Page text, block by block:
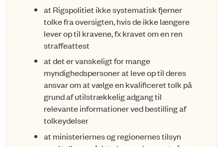
at Rigspolitiet ikke systematisk fjerner
tolke fra oversigten, hvis de ikke længe­re
lever op til kravene, fx kravet om en ren
straffeattest
at det er vanskeligt for mange
myndighedspersoner at leve op til deres
ansvar om at vælge en kvalificeret tolk på
grund af utilstrækkelig adgang til
relevante informationer ved bestilling af
tolkeydelser
at ministeriernes og regionernes tilsyn